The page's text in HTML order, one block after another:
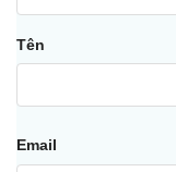
Tên
Email